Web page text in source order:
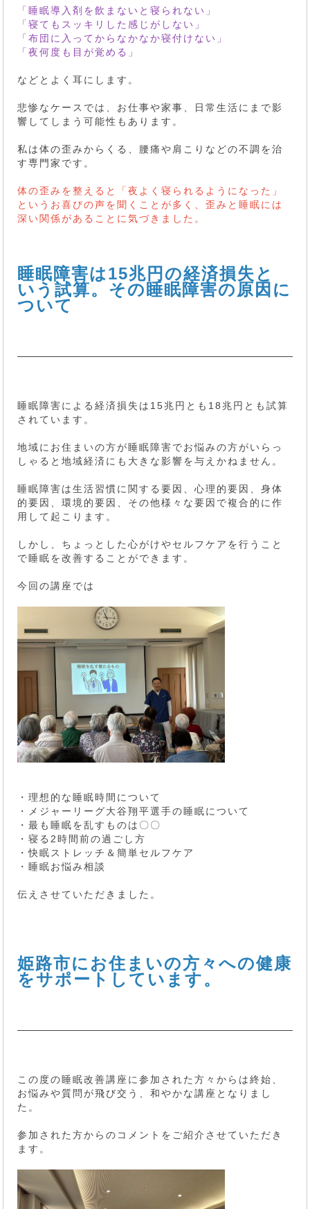
「睡眠導入剤を飲まないと寝られない」
「寝てもスッキリした感じがしない」
「布団に入ってからなかなか寝付けない」
「夜何度も目が覚める」
などとよく耳にします。
悲惨なケースでは、お仕事や家事、日常生活にまで影
響してしまう可能性もあります。
私は体の歪みからくる、腰痛や肩こりなどの不調を治
す専門家です。
体の歪みを整えると「夜よく寝られるようになった」
というお喜びの声を聞くことが多く、歪みと睡眠には
深い関係があることに気づきました。
睡眠障害は15兆円の経済損失と
いう試算。その睡眠障害の原因に
ついて
睡眠障害による経済損失は15兆円とも18兆円とも試算
されています。
地域にお住まいの方が睡眠障害でお悩みの方がいらっ
しゃると地域経済にも大きな影響を与えかねません。
睡眠障害は生活習慣に関する要因、心理的要因、身体
的要因、環境的要因、その他様々な要因で複合的に作
用して起こります。
しかし、ちょっとした心がけやセルフケアを行うこと
で睡眠を改善することができます。
今回の講座では
・理想的な睡眠時間について
・メジャーリーグ大谷翔平選手の睡眠について
・最も睡眠を乱すものは〇〇
・寝る2時間前の過ごし方
・快眠ストレッチ＆簡単セルフケア
・睡眠お悩み相談
伝えさせていただきました。
姫路市にお住まいの方々への健康
をサポートしています。
この度の睡眠改善講座に参加された方々からは終始、
お悩みや質問が飛び交う、和やかな講座となりまし
た。
参加された方からのコメントをご紹介させていただき
ます。